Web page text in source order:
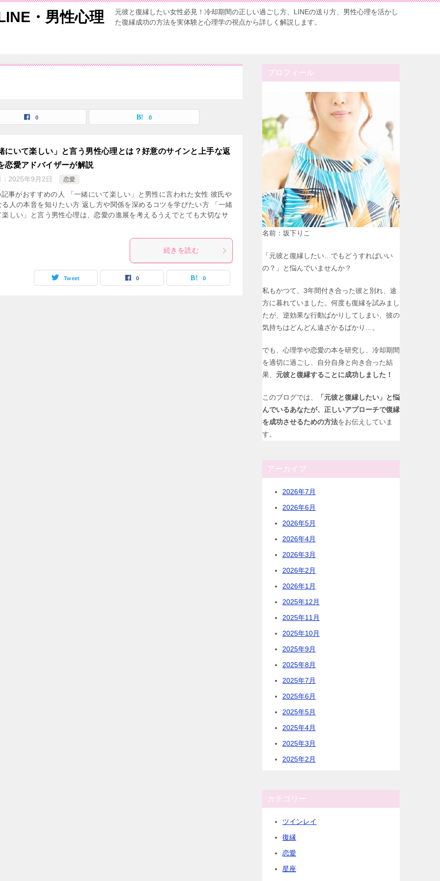
・男性心理
元彼と復縁したい女性必見！冷却期間の正しい過ごし方、LINEの送り方、男性心理を活かし
た復縁成功の方法を実体験と心理学の視点から詳しく解説します。
0 0
にいて楽しい」と言う男性心理とは？好意のサインと上手な返
恋愛アドバイザーが解説
2025年9月2日 恋愛
事がおすすめの人 「一緒にいて楽しい」と男性に言われた女性 彼氏や
る人の本音を知りたい方 返し方や関係を深めるコツを学びたい方 「一緒
楽しい」と言う男性心理は、恋愛の進展を考えるうえでとても大切なサ
続きを読む
Tweet 0 0
プロフィール
名前：坂下りこ
「元彼と復縁したい…でもどうすればいい
の？」と悩んでいませんか？
私もかつて、3年間付き合った彼と別れ、途
方に暮れていました。何度も復縁を試みまし
たが、逆効果な行動ばかりしてしまい、彼の
気持ちはどんどん遠ざかるばかり…。
でも、心理学や恋愛の本を研究し、冷却期間
を適切に過ごし、自分自身と向き合った結
果、 元彼と復縁することに成功しました！
このブログでは、
「元彼と復縁したい」と悩
んでいるあなたが、正しいアプローチで復縁
を成功させるための方法をお伝えしていま
す。
アーカイブ
2026年7月
2026年6月
2026年5月
2026年4月
2026年3月
2026年2月
2026年1月
2025年12月
2025年11月
2025年10月
2025年9月
2025年8月
2025年7月
2025年6月
2025年5月
2025年4月
2025年3月
2025年2月
カテゴリー
ツインレイ
復縁
恋愛
星座